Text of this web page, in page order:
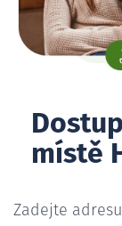
místě
Zadejte